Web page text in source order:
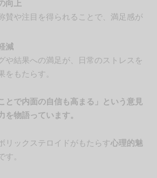
向上
賛や注目を得られることで、満足感が
減
や結果への満足が、日常のストレスを
をもたらす。
とで内面の自信も高まる」という意見
を物語っています。
リックステロイドがもたらす 心理的魅
。